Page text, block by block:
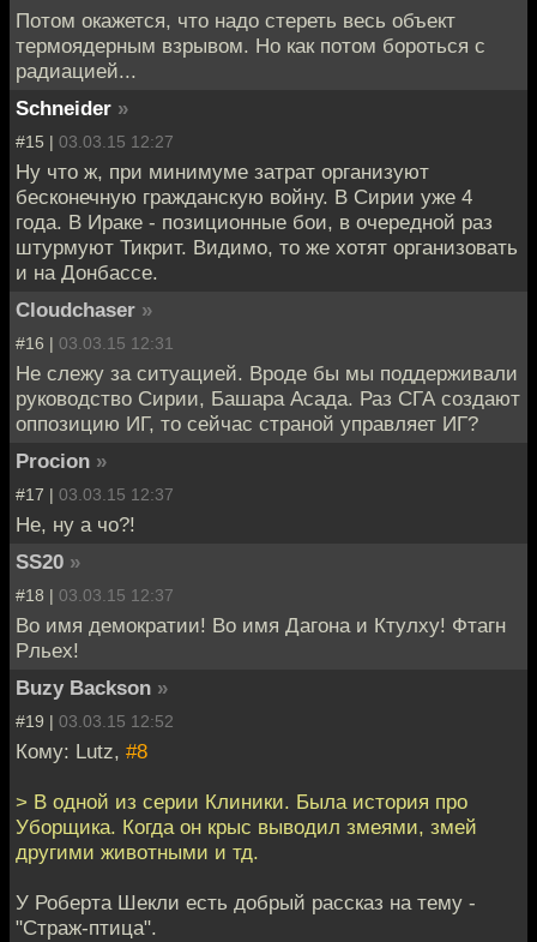
Потом окажется, что надо стереть весь объект
термоядерным взрывом. Но как потом бороться с
радиацией...
Schneider »
#15 | 03.03.15 12:27
Ну что ж, при минимуме затрат организуют
бесконечную гражданскую войну. В Сирии уже 4
года. В Ираке - позиционные бои, в очередной раз
штурмуют Тикрит. Видимо, то же хотят организовать
и на Донбассе.
Cloudchaser »
#16 | 03.03.15 12:31
Не слежу за ситуацией. Вроде бы мы поддерживали
руководство Сирии, Башара Асада. Раз СГА создают
оппозицию ИГ, то сейчас страной управляет ИГ?
Procion »
#17 | 03.03.15 12:37
Не, ну а чо?!
SS20 »
#18 | 03.03.15 12:37
Во имя демократии! Во имя Дагона и Ктулху! Фтагн
Рльех!
Buzy Backson »
#19 | 03.03.15 12:52
Кому: Lutz, #8
> В одной из серии Клиники. Была история про
Уборщика. Когда он крыс выводил змеями, змей
другими животными и тд.
У Роберта Шекли есть добрый рассказ на тему -
"Страж-птица".